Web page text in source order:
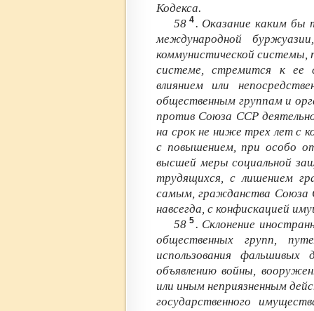
Кодекса.
58 4. Оказание каким бы
международной
коммунистической системы,
системе, стремится к ее
влиянием или
общественным группам и
против Союза ССР
на срок не ниже трех лет с
с повышением, при особо
высшей меры социальной
трудящихся, с лишением
самым, гражданства Союза
навсегда, с конфискацией
58 5. Склонение
общественных групп,
использования
объявлению войны,
или иным неприязненным
государственного